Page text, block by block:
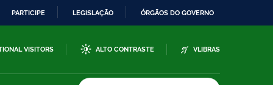
PARTICIPE LEGISLAÇÃO ÓRGÃOS DO GOVERNO
VISITORS ALTO CONTRASTE VLIBRAS